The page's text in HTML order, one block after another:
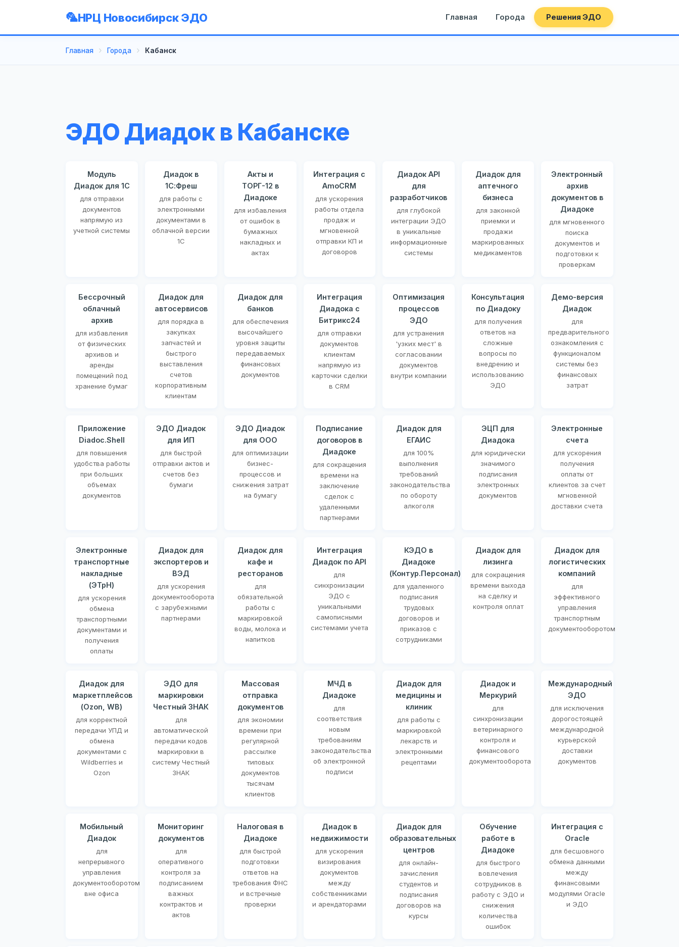
НРЦ Новосибирск ЭДО Главная Города Решения ЭДО
Главная Города Кабанск
ЭДО Диадок в Кабанске
Модуль
Диадок для 1С
для отправки
документов
напрямую из
учетной системы
Диадок в
1С:Фреш
для работы с
электронными
документами в
облачной версии
1С
Акты и
ТОРГ-12 в
Диадоке
для избавления
от ошибок в
бумажных
накладных и
актах
Интеграция с
AmoCRM
для ускорения
работы отдела
продаж и
мгновенной
отправки КП и
договоров
Диадок API
для
разработчиков
для глубокой
интеграции ЭДО
в уникальные
информационные
системы
Диадок для
аптечного
бизнеса
для законной
приемки и
продажи
маркированных
медикаментов
Электронный
архив
документов в
Диадоке
для мгновенного
поиска
документов и
подготовки к
проверкам
Бессрочный
облачный
архив
для избавления
от физических
архивов и
аренды
помещений под
хранение бумаг
Диадок для
автосервисов
для порядка в
закупках
запчастей и
быстрого
выставления
счетов
корпоративным
клиентам
Диадок для
банков
для обеспечения
высочайшего
уровня защиты
передаваемых
финансовых
документов
Интеграция
Диадока с
Битрикс24
для отправки
документов
клиентам
напрямую из
карточки сделки
в CRM
Оптимизация
процессов
ЭДО
для устранения
'узких мест' в
согласовании
документов
внутри компании
Консультация
по Диадоку
для получения
ответов на
сложные
вопросы по
внедрению и
использованию
ЭДО
Демо-версия
Диадок
для
предварительного
ознакомления с
функционалом
системы без
финансовых
затрат
Приложение
Diadoc.Shell
для повышения
удобства работы
при больших
объемах
документов
ЭДО Диадок
для ИП
для быстрой
отправки актов и
счетов без
бумаги
ЭДО Диадок
для ООО
для оптимизации
бизнес-
процессов и
снижения затрат
на бумагу
Подписание
договоров в
Диадоке
для сокращения
времени на
заключение
сделок с
удаленными
партнерами
Диадок для
ЕГАИС
для 100%
выполнения
требований
законодательства
по обороту
алкоголя
ЭЦП для
Диадока
для юридически
значимого
подписания
электронных
документов
Электронные
счета
для ускорения
получения
оплаты от
клиентов за счет
мгновенной
доставки счета
Электронные
транспортные
накладные
(ЭТрН)
для ускорения
обмена
транспортными
документами и
получения
оплаты
Диадок для
экспортеров и
ВЭД
для ускорения
документооборота
с зарубежными
партнерами
Диадок для
кафе и
ресторанов
для
обязательной
работы с
маркировкой
воды, молока и
напитков
Интеграция
Диадок по API
для
синхронизации
ЭДО с
уникальными
самописными
системами учета
КЭДО в
Диадоке
(Контур.Персонал)
для удаленного
подписания
трудовых
договоров и
приказов с
сотрудниками
Диадок для
лизинга
для сокращения
времени выхода
на сделку и
контроля оплат
Диадок для
логистических
компаний
для
эффективного
управления
транспортным
документооборотом
Диадок для
маркетплейсов
(Ozon, WB)
для корректной
передачи УПД и
обмена
документами с
Wildberries и
Ozon
ЭДО для
маркировки
Честный ЗНАК
для
автоматической
передачи кодов
маркировки в
систему Честный
ЗНАК
Массовая
отправка
документов
для экономии
времени при
регулярной
рассылке
типовых
документов
тысячам
клиентов
МЧД в
Диадоке
для
соответствия
новым
требованиям
законодательства
об электронной
подписи
Диадок для
медицины и
клиник
для работы с
маркировкой
лекарств и
электронными
рецептами
Диадок и
Меркурий
для
синхронизации
ветеринарного
контроля и
финансового
документооборота
Международный
ЭДО
для исключения
дорогостоящей
международной
курьерской
доставки
документов
Мобильный
Диадок
для
непрерывного
управления
документооборотом
вне офиса
Мониторинг
документов
для
оперативного
контроля за
подписанием
важных
контрактов и
актов
Налоговая в
Диадоке
для быстрой
подготовки
ответов на
требования ФНС
и встречные
проверки
Диадок в
недвижимости
для ускорения
визирования
документов
между
собственниками
и арендаторами
Диадок для
образовательных
центров
для онлайн-
зачисления
студентов и
подписания
договоров на
курсы
Обучение
работе в
Диадоке
для быстрого
вовлечения
сотрудников в
работу с ЭДО и
снижения
количества
ошибок
Интеграция с
Oracle
для бесшовного
обмена данными
между
финансовыми
модулями Oracle
и ЭДО